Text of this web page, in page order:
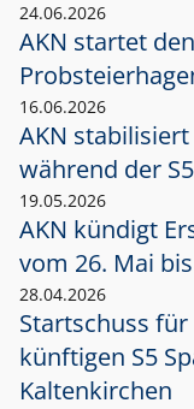
24.06.2026
AKN startet
16.06.2026
AKN
während der
19.05.2026
AKN kündigt
vom 26. Mai
28.04.2026
Startschuss
künftigen S5
Kaltenkirchen